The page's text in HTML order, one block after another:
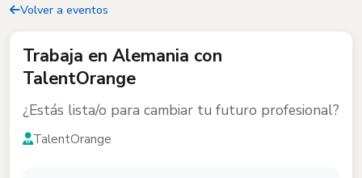
Volver a eventos
Trabaja en Alemania con
TalentOrange
¿Estás lista/o para cambiar tu futuro profesional?
TalentOrange